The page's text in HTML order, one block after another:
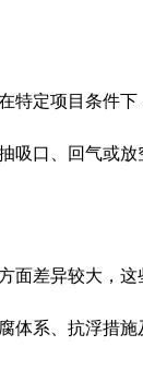
定项目条件
口、回气或
差异较大，
系、抗浮措